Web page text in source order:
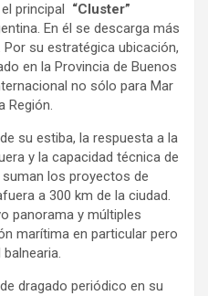
principal “Cluster”
En él se descarga más
Por su estratégica ubicación,
en la Provincia de Buenos
no sólo para Mar
Región.
su estiba, la respuesta a la
y la capacidad técnica de
los proyectos de
a 300 km de la ciudad.
panorama y múltiples
marítima en particular pero
dragado periódico en su